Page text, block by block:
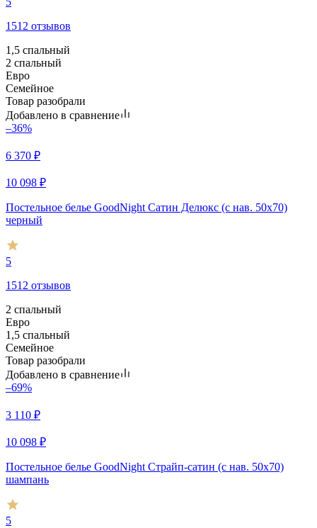
1512 отзывов
1,5 спальный
2 спальный
Евро
Семейное
Товар разобрали
Добавлено в сравнение
–36%
6 370 ₽
10 098 ₽
Постельное белье GoodNight Сатин Делюкс (с нав. 50х70)
черный
5
1512 отзывов
2 спальный
Евро
1,5 спальный
Семейное
Товар разобрали
Добавлено в сравнение
–69%
3 110 ₽
10 098 ₽
Постельное белье GoodNight Страйп-сатин (с нав. 50х70)
шампань
5